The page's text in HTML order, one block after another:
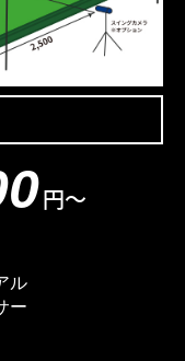
円～
ル
ー